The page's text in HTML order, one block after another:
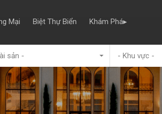
Mại Biệt Thự Biển Khám Phá▸
sản - - Khu vực -